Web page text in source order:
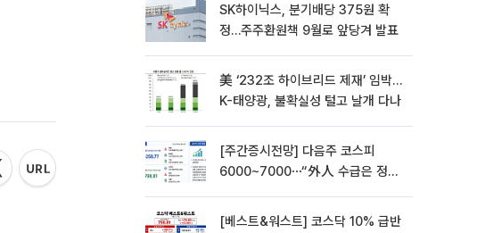
SK하이닉스, 분기배당 375원 확
정…주주환원책 9월로 앞당겨 발표
美 ‘232조 하이브리드 제재’ 임박…
K-태양광, 불확실성 털고 날개 다나
[주간증시전망] 다음주 코스피
6000~7000⋯“外人 수급은 정책
[베스트&워스트] 코스닥 10% 급반